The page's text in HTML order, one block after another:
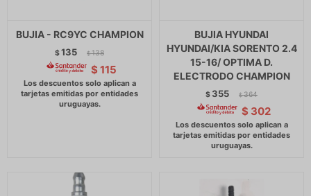
BUJIA - RC9YC CHAMPION
$135 $ 138
$ 115
BUJIA HYUNDAI
HYUNDAI/KIA SORENTO 2.4
15-16/ OPTIMA D.
ELECTRODO CHAMPION
$ 355 $ 364
$ 302